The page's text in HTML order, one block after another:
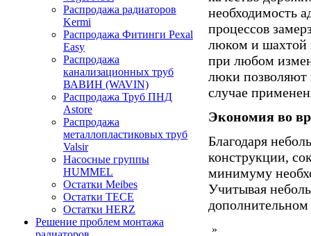
Распродажа радиаторов
Kermi
Распродажа Фитинги Pexal
Easy
Распродажа
канализационных труб
ВАВИН (WAVIN)
Распродажа Труб ПНД
Astore
Распродажа
металлопластиковых труб
Valsir
Насосные группы
HUMMEL
Остатки Meibes
Остатки ТЕСЕ
Остатки HERZ
Решение проблем монтажа
необходимость
процессов
люком и шахтой
при любом
люки позволяют
случае
Экономия во
Благодаря
конструкции,
минимуму
Учитывая
»